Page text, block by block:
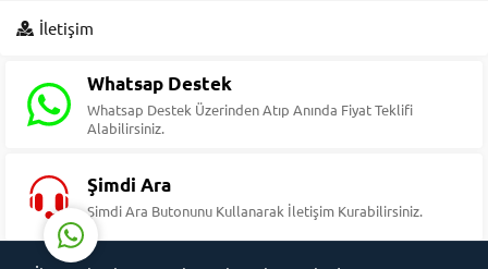
İletişim
Whatsap Destek
Whatsap Destek Üzerinden Atıp Anında Fiyat Teklifi
Alabilirsiniz.
Şimdi Ara
Şimdi Ara Butonunu Kullanarak İletişim Kurabilirsiniz.